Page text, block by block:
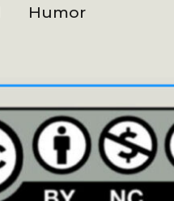
Humor